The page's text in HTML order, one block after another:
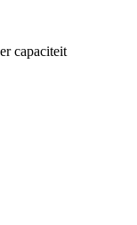
capaciteit